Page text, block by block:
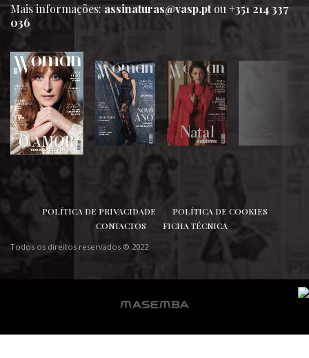
SIGA-NOS
Mais informações:assinaturas@vasp.ptou +351 214 337
036
POLÍTICA DE PRIVACIDADE
POLÍTICA DE COOKIES
CONTACTOS
FICHA TÉCNICA
Todos os direitos reservados © 2022